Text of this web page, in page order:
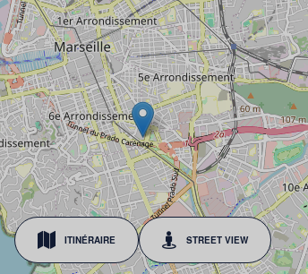
ITINÉRAIRE STREET VIEW